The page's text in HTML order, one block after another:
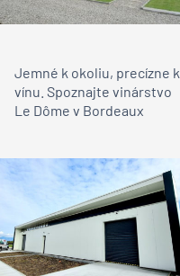
Jemné k okoliu, precízne k
vínu. Spoznajte vinárstvo
Le Dôme v Bordeaux